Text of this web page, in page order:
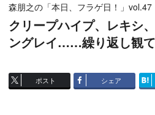
森朋之の「本日、フラゲ日！」vol.47
クリープハイプ、レキシ
ングレイ……繰り返し観
ポスト シェア